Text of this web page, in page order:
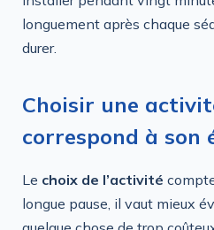
longuement après chaque
durer.
Choisir une
correspond à son
Le choix de l’activité
longue pause, il vaut mieux